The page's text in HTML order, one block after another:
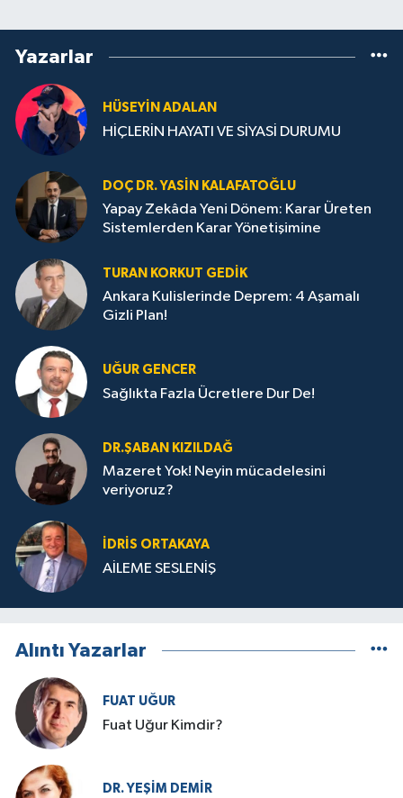
Yazarlar
HÜSEYIN ADALAN
HİÇLERİN HAYATI VE SİYASİ DURUMU
DOÇ DR. YASIN KALAFATOĞLU
Yapay Zekâda Yeni Dönem: Karar Üreten
Sistemlerden Karar Yönetişimine
TURAN KORKUT GEDIK
Ankara Kulislerinde Deprem: 4 Aşamalı
Gizli Plan!
UĞUR GENCER
Sağlıkta Fazla Ücretlere Dur De!
DR.ŞABAN KIZILDAĞ
Mazeret Yok! Neyin mücadelesini
veriyoruz?
İDRIS ORTAKAYA
AİLEME SESLENİŞ
Alıntı Yazarlar
FUAT UĞUR
Fuat Uğur Kimdir?
DR. YEŞIM DEMİR